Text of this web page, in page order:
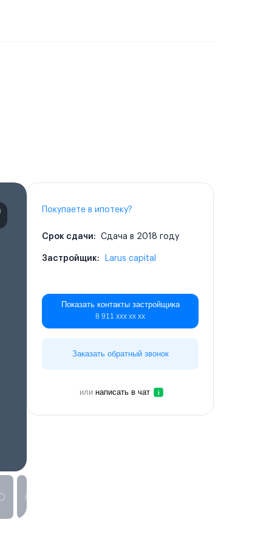
Покупаете в ипотеку?
Срок сдачи: Сдача в 2018 году
Застройщик: Larus capital
Показать контакты застройщика
8 911 ххх хх хх
Заказать обратный звонок
или написать в чат